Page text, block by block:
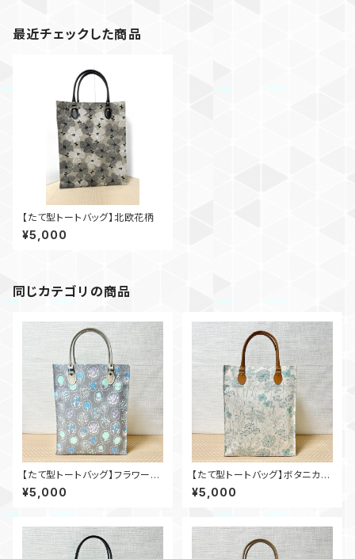
最近チェックした商品
【たて型トートバッグ】北欧花柄
¥5,000
同じカテゴリの商品
【たて型トートバッグ】フラワーサ
ークル
¥5,000
【たて型トートバッグ】ボタニカル
スケッチ
¥5,000